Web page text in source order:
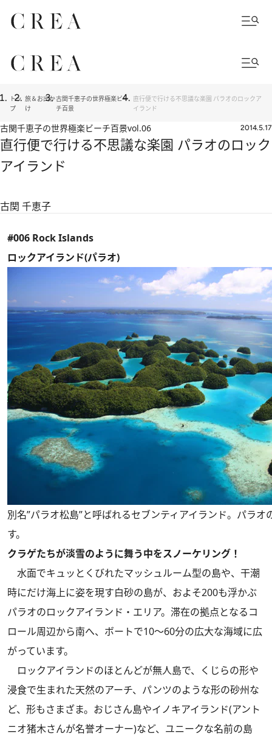
トッ
プ
旅＆お出か
け
古関千恵子の世界極楽ビー
チ百景
直行便で行ける不思議な楽園 パラオのロックア
イランド
古関千恵子の世界極楽ビーチ百景vol.06 2014.5.17
直行便で行ける不思議な楽園 パラオのロック
アイランド
古関 千恵子
#006 Rock Islands
ロックアイランド(パラオ)
別名”パラオ松島”と呼ばれるセブンティアイランド。パラオ
す。
クラゲたちが淡雪のように舞う中をスノーケリング！
水面でキュッとくびれたマッシュルーム型の島や、干潮
時にだけ海上に姿を現す白砂の島が、およそ200も浮かぶ
パラオのロックアイランド・エリア。滞在の拠点となるコ
ロール周辺から南へ、ボートで10～60分の広大な海域に広
がっています。
ロックアイランドのほとんどが無人島で、くじらの形や
浸食で生まれた天然のアーチ、パンツのような形の砂州な
ど、形もさまざま。おじさん島やイノキアイランド(アント
ニオ猪木さんが名誉オーナー)など、ユニークな名前の島